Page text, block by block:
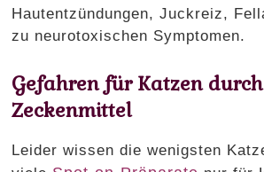
Hautentzündungen, Juckreiz,
zu neurotoxischen Symptomen.
Gefahren für Katzen durch
Zeckenmittel
Leider wissen die wenigsten